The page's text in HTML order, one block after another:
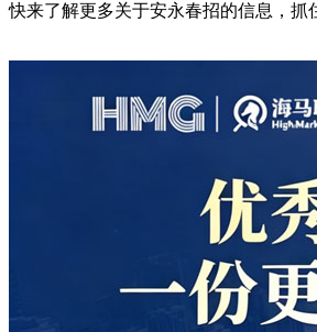
快来了解更多关于安永春招的信息，抓